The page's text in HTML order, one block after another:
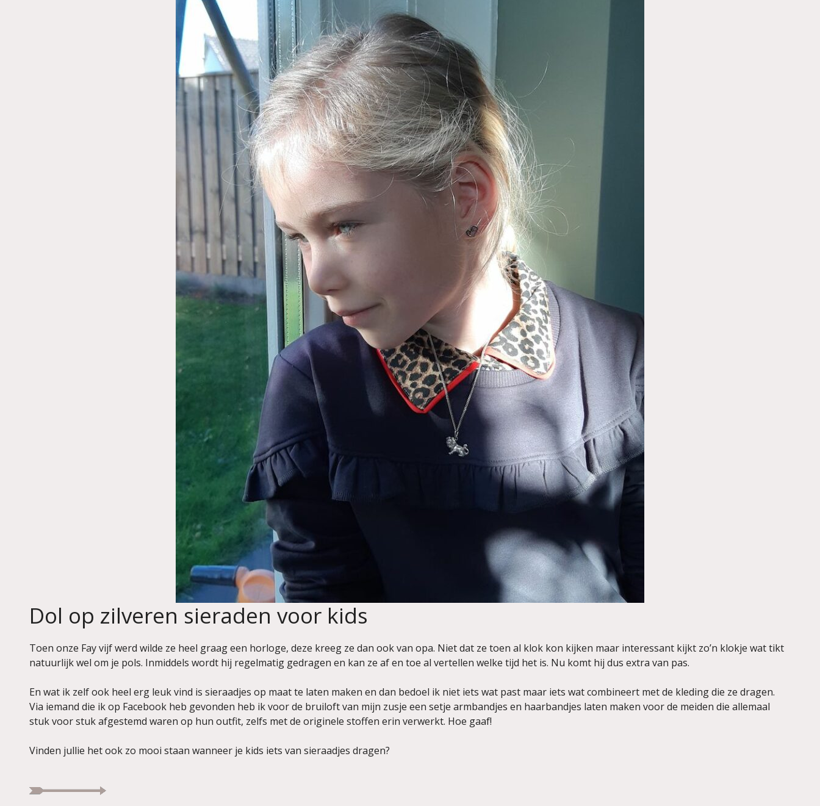
Dol op zilveren sieraden voor kids
Toen onze Fay vijf werd wilde ze heel graag een horloge, deze kreeg ze dan ook van opa. Niet dat ze toen al klok kon kijken maar interessant kijkt zo’n klokje wat tikt
natuurlijk wel om je pols. Inmiddels wordt hij regelmatig gedragen en kan ze af en toe al vertellen welke tijd het is. Nu komt hij dus extra van pas.
En wat ik zelf ook heel erg leuk vind is sieraadjes op maat te laten maken en dan bedoel ik niet iets wat past maar iets wat combineert met de kleding die ze dragen.
Via iemand die ik op Facebook heb gevonden heb ik voor de bruiloft van mijn zusje een setje armbandjes en haarbandjes laten maken voor de meiden die allemaal
stuk voor stuk afgestemd waren op hun outfit, zelfs met de originele stoffen erin verwerkt. Hoe gaaf!
Vinden jullie het ook zo mooi staan wanneer je kids iets van sieraadjes dragen?